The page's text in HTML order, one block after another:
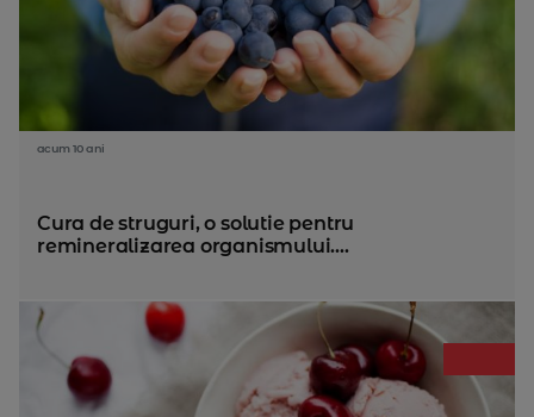
acum 10 ani
Cura de struguri, o solutie pentru
remineralizarea organismului....